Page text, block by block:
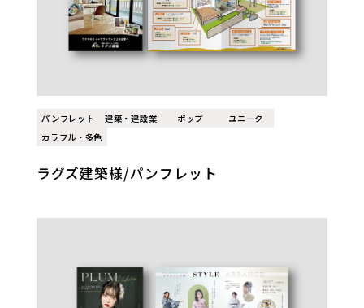
パンフレット 建築・建設業 ポップ
ユニーク
カラフル・多色
ラグズ建築様/パンフレット